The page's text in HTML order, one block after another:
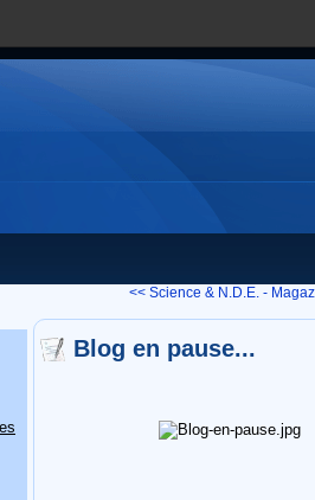
<< Science & N.D.E. -
Blog en pause...